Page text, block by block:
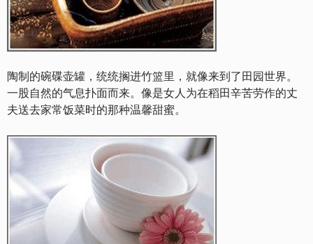
陶制的碗碟壶罐，统统搁进竹篮里，就像来到了田园世界。
一股自然的气息扑面而来。像是女人为在稻田辛苦劳作的丈
夫送去家常饭菜时的那种温馨甜蜜。